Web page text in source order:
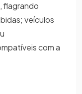
flagrando
veículos
com a